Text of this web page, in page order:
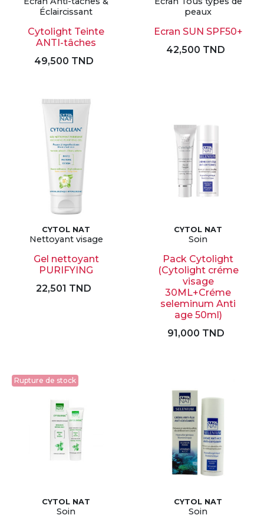
Éclaircissant
Cytolight Teinte
ANTI-tâches
49,500 TND
peaux
Ecran SUN SPF50+
42,500 TND
CYTOL NAT
Nettoyant visage
Gel nettoyant
PURIFYING
22,501 TND
CYTOL NAT
Soin
Pack Cytolight
(Cytolight créme
visage
30ML+Créme
seleminum Anti
age 50ml)
91,000 TND
Rupture de stock
CYTOL NAT
Soin
CYTOL NAT
Soin